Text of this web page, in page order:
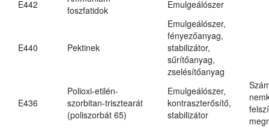
E442
foszfatidok
Emulgeálószer
E440 Pektinek
Emulgeálószer,
fényezőanyag,
stabilizátor,
sűrítőanyag,
zselésítőanyag
E436
Polioxi-etilén-
szorbitan-trisztearát
(poliszorbát 65)
Emulgeálószer,
kontraszterősítő,
stabilizátor